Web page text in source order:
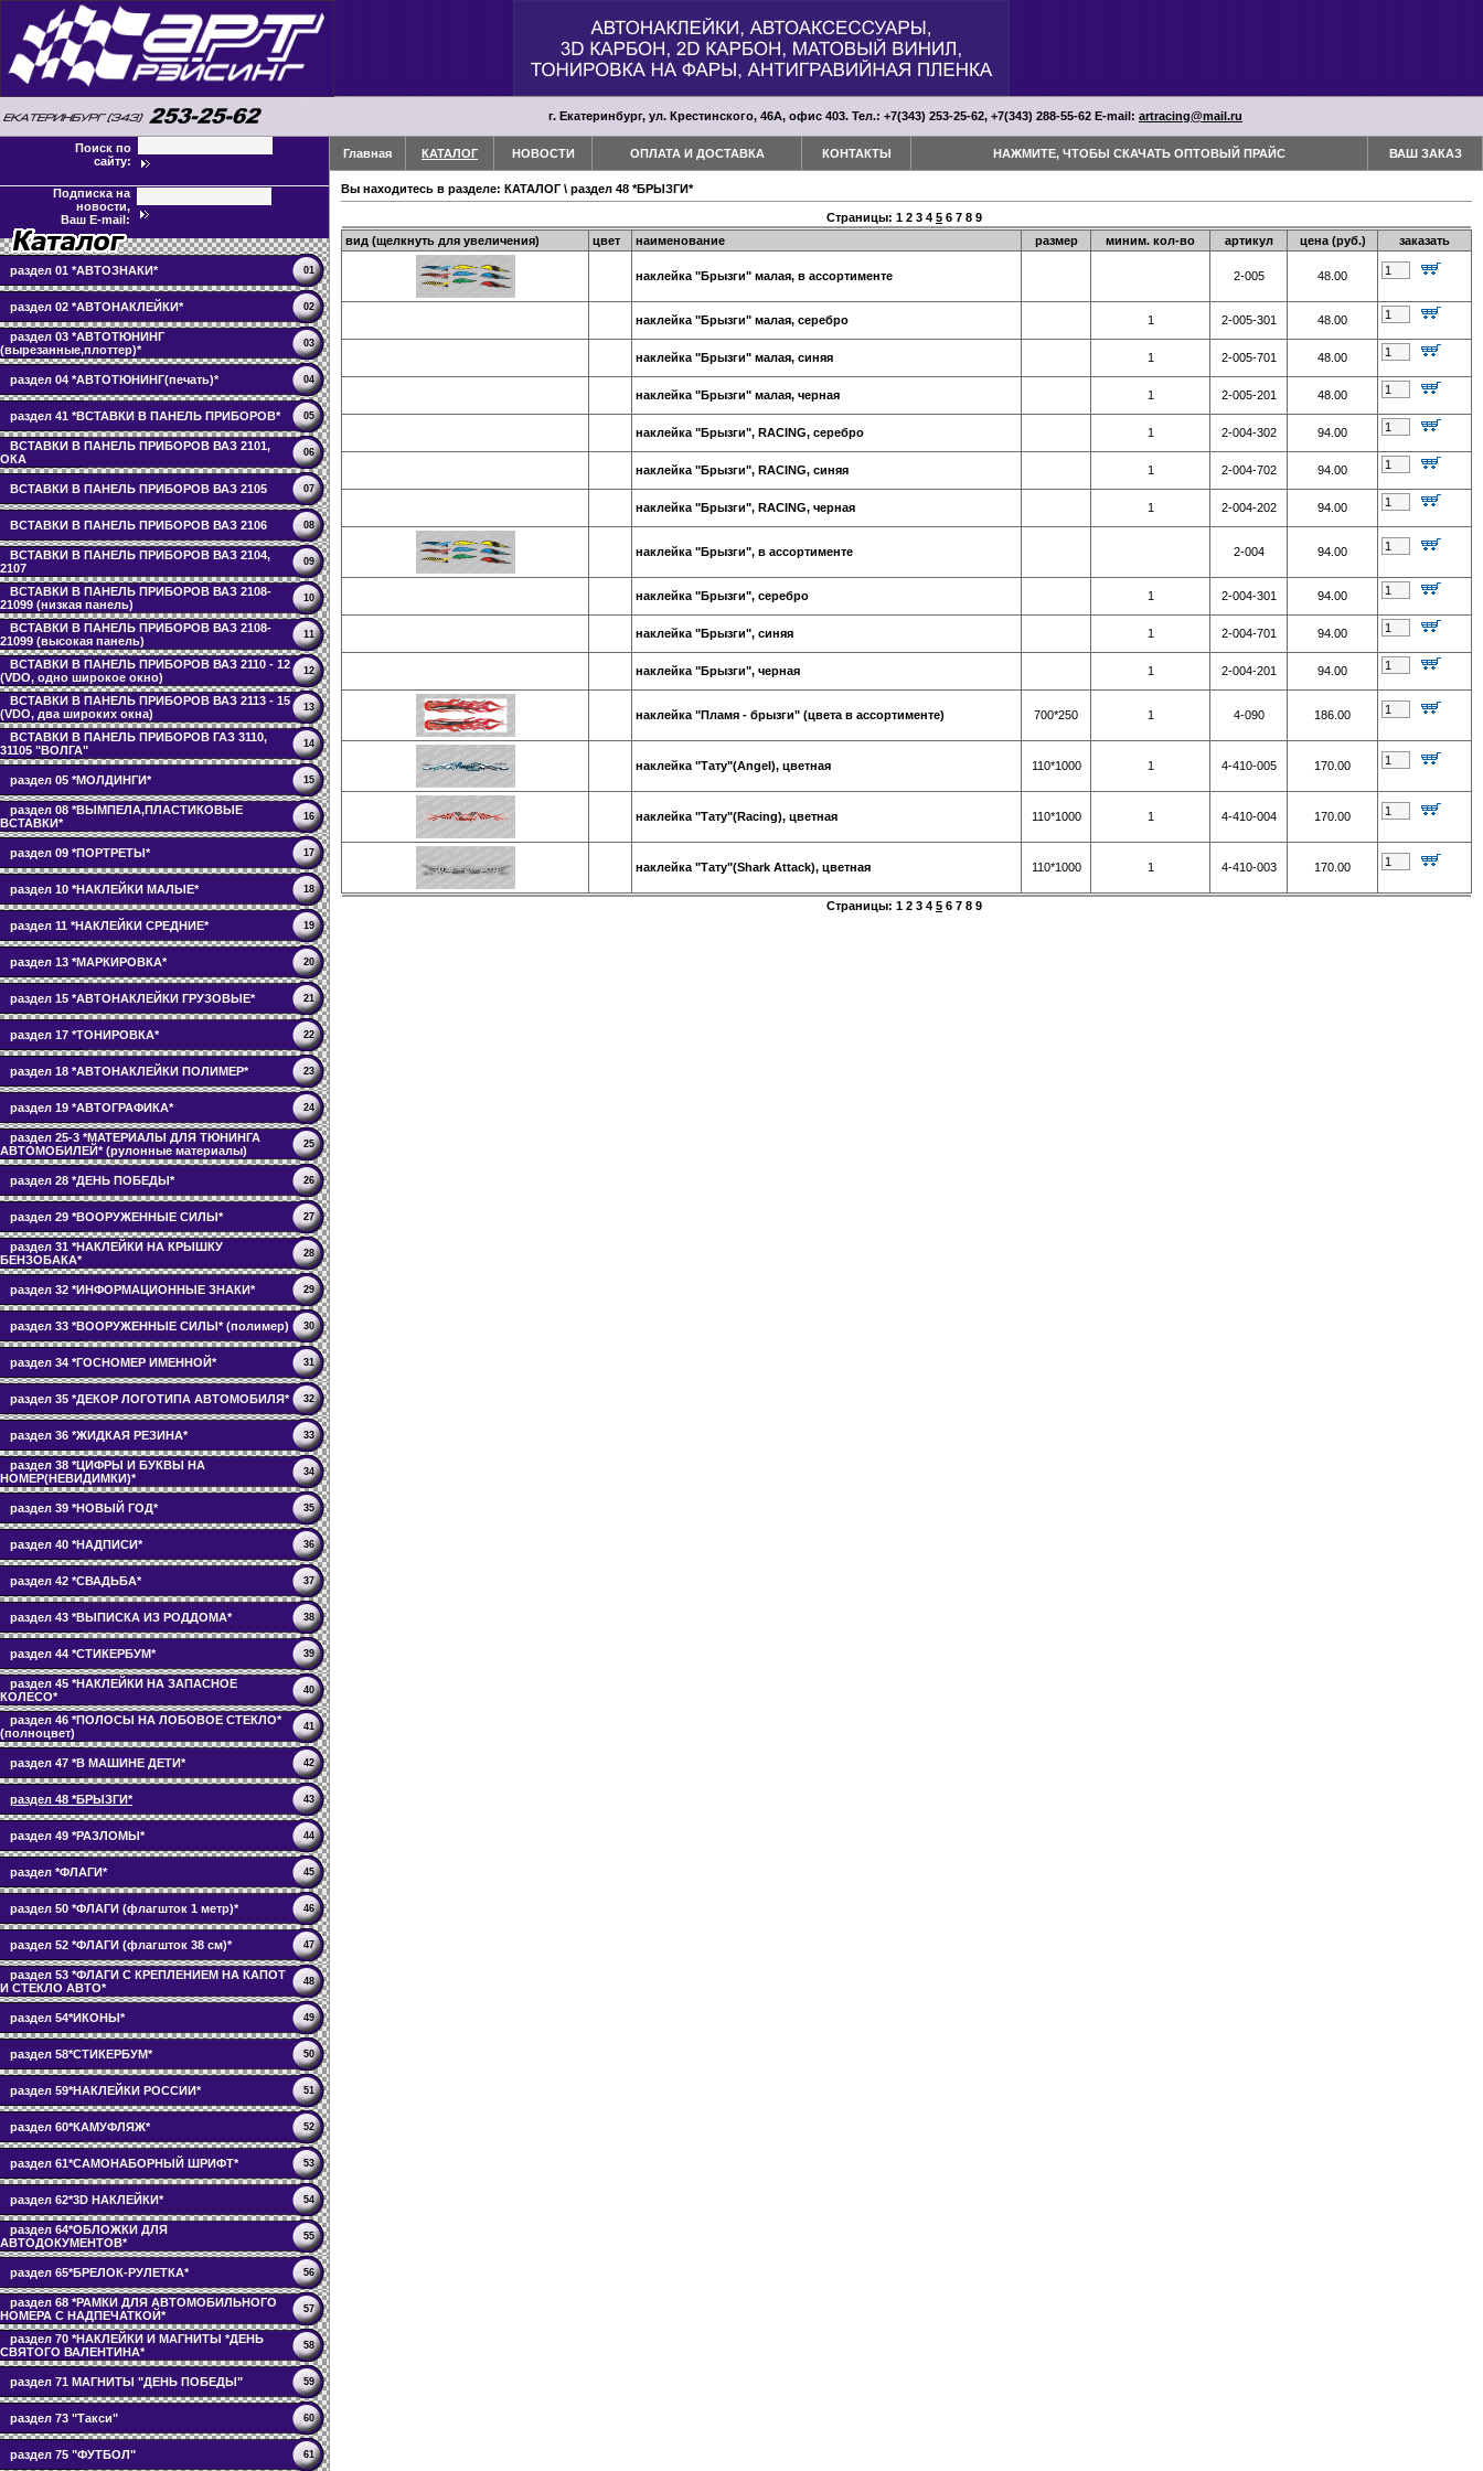
г. Екатеринбург, ул. Крестинского, 46А, офис 403. Тел.: +7(343) 253-25-62, +7(343) 288-55-62 Е-mail: artracing@mail.ru
Поиск по
сайту:
Подписка на
новости,
Ваш E-mail:
раздел 01 *АВТОЗНАКИ* 01
раздел 02 *АВТОНАКЛЕЙКИ* 02
раздел 03 *АВТОТЮНИНГ
(вырезанные,плоттер)*
03
раздел 04 *АВТОТЮНИНГ(печать)* 04
раздел 41 *ВСТАВКИ В ПАНЕЛЬ ПРИБОРОВ* 05
ВСТАВКИ В ПАНЕЛЬ ПРИБОРОВ ВАЗ 2101,
ОКА
06
ВСТАВКИ В ПАНЕЛЬ ПРИБОРОВ ВАЗ 2105 07
ВСТАВКИ В ПАНЕЛЬ ПРИБОРОВ ВАЗ 2106 08
ВСТАВКИ В ПАНЕЛЬ ПРИБОРОВ ВАЗ 2104,
2107
09
ВСТАВКИ В ПАНЕЛЬ ПРИБОРОВ ВАЗ 2108-
21099 (низкая панель)
10
ВСТАВКИ В ПАНЕЛЬ ПРИБОРОВ ВАЗ 2108-
21099 (высокая панель)
11
ВСТАВКИ В ПАНЕЛЬ ПРИБОРОВ ВАЗ 2110 - 12
(VDO, одно широкое окно)
12
ВСТАВКИ В ПАНЕЛЬ ПРИБОРОВ ВАЗ 2113 - 15
(VDO, два широких окна)
13
ВСТАВКИ В ПАНЕЛЬ ПРИБОРОВ ГАЗ 3110,
31105 "ВОЛГА"
14
раздел 05 *МОЛДИНГИ* 15
раздел 08 *ВЫМПЕЛА,ПЛАСТИКОВЫЕ
ВСТАВКИ*
16
раздел 09 *ПОРТРЕТЫ* 17
раздел 10 *НАКЛЕЙКИ МАЛЫЕ* 18
раздел 11 *НАКЛЕЙКИ СРЕДНИЕ* 19
раздел 13 *МАРКИРОВКА* 20
раздел 15 *АВТОНАКЛЕЙКИ ГРУЗОВЫЕ* 21
раздел 17 *ТОНИРОВКА* 22
раздел 18 *АВТОНАКЛЕЙКИ ПОЛИМЕР* 23
раздел 19 *АВТОГРАФИКА* 24
раздел 25-3 *МАТЕРИАЛЫ ДЛЯ ТЮНИНГА
АВТОМОБИЛЕЙ* (рулонные материалы)
25
раздел 28 *ДЕНЬ ПОБЕДЫ* 26
раздел 29 *ВООРУЖЕННЫЕ СИЛЫ* 27
раздел 31 *НАКЛЕЙКИ НА КРЫШКУ
БЕНЗОБАКА*
28
раздел 32 *ИНФОРМАЦИОННЫЕ ЗНАКИ* 29
раздел 33 *ВООРУЖЕННЫЕ СИЛЫ* (полимер) 30
раздел 34 *ГОСНОМЕР ИМЕННОЙ* 31
раздел 35 *ДЕКОР ЛОГОТИПА АВТОМОБИЛЯ* 32
раздел 36 *ЖИДКАЯ РЕЗИНА* 33
раздел 38 *ЦИФРЫ И БУКВЫ НА
НОМЕР(НЕВИДИМКИ)*
34
раздел 39 *НОВЫЙ ГОД* 35
раздел 40 *НАДПИСИ* 36
раздел 42 *СВАДЬБА* 37
раздел 43 *ВЫПИСКА ИЗ РОДДОМА* 38
раздел 44 *СТИКЕРБУМ* 39
раздел 45 *НАКЛЕЙКИ НА ЗАПАСНОЕ
КОЛЕСО*
40
раздел 46 *ПОЛОСЫ НА ЛОБОВОЕ СТЕКЛО*
(полноцвет)
41
раздел 47 *В МАШИНЕ ДЕТИ* 42
раздел 48 *БРЫЗГИ* 43
раздел 49 *РАЗЛОМЫ* 44
раздел *ФЛАГИ* 45
раздел 50 *ФЛАГИ (флагшток 1 метр)* 46
раздел 52 *ФЛАГИ (флагшток 38 см)* 47
раздел 53 *ФЛАГИ С КРЕПЛЕНИЕМ НА КАПОТ
И СТЕКЛО АВТО*
48
раздел 54*ИКОНЫ* 49
раздел 58*СТИКЕРБУМ* 50
раздел 59*НАКЛЕЙКИ РОССИИ* 51
раздел 60*КАМУФЛЯЖ* 52
раздел 61*САМОНАБОРНЫЙ ШРИФТ* 53
раздел 62*3D НАКЛЕЙКИ* 54
раздел 64*ОБЛОЖКИ ДЛЯ
АВТОДОКУМЕНТОВ*
55
раздел 65*БРЕЛОК-РУЛЕТКА* 56
раздел 68 *РАМКИ ДЛЯ АВТОМОБИЛЬНОГО
НОМЕРА С НАДПЕЧАТКОЙ*
57
раздел 70 *НАКЛЕЙКИ И МАГНИТЫ *ДЕНЬ
СВЯТОГО ВАЛЕНТИНА*
58
раздел 71 МАГНИТЫ "ДЕНЬ ПОБЕДЫ" 59
раздел 73 "Такси" 60
раздел 75 "ФУТБОЛ" 61
Главная КАТАЛОГ НОВОСТИ ОПЛАТА И ДОСТАВКА КОНТАКТЫ НАЖМИТЕ, ЧТОБЫ СКАЧАТЬ ОПТОВЫЙ ПРАЙС ВАШ ЗАКАЗ
Вы находитесь в разделе: КАТАЛОГ \ раздел 48 *БРЫЗГИ*
Страницы: 1 2 3 4 5 6 7 8 9
вид (щелкнуть для увеличения)
цвет наименование размер миним. кол-во артикул цена (руб.) заказать
наклейка "Брызги" малая, в ассортименте 2-005 48.00
наклейка "Брызги" малая, серебро 1 2-005-301 48.00
наклейка "Брызги" малая, синяя 1 2-005-701 48.00
наклейка "Брызги" малая, черная 1 2-005-201 48.00
наклейка "Брызги", RACING, серебро 1 2-004-302 94.00
наклейка "Брызги", RACING, синяя 1 2-004-702 94.00
наклейка "Брызги", RACING, черная 1 2-004-202 94.00
наклейка "Брызги", в ассортименте 2-004 94.00
наклейка "Брызги", серебро 1 2-004-301 94.00
наклейка "Брызги", синяя 1 2-004-701 94.00
наклейка "Брызги", черная 1 2-004-201 94.00
наклейка "Пламя - брызги" (цвета в ассортименте) 700*250 1 4-090 186.00
наклейка "Тату"(Angel), цветная 110*1000 1 4-410-005 170.00
наклейка "Тату"(Racing), цветная 110*1000 1 4-410-004 170.00
наклейка "Тату"(Shark Attack), цветная 110*1000 1 4-410-003 170.00
Страницы: 1 2 3 4 5 6 7 8 9